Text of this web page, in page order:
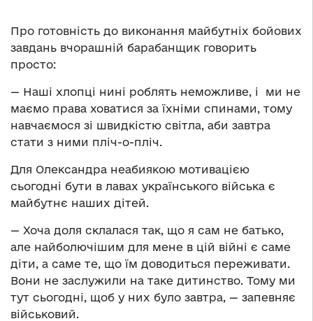
Про готовність до виконання майбутніх бойових
завдань вчорашній барабанщик говорить
просто:
— Наші хлопці нині роблять неможливе, і ми не
маємо права ховатися за їхніми спинами, тому
навчаємося зі швидкістю світла, аби завтра
стати з ними пліч-о-пліч.
Для Олександра неабиякою мотивацією
сьогодні бути в лавах українського війська є
майбутнє наших дітей.
— Хоча доля склалася так, що я сам не батько,
але найболючішим для мене в цій війні є саме
діти, а саме те, що їм доводиться переживати.
Вони не заслужили на таке дитинство. Тому ми
тут сьогодні, щоб у них було завтра, — запевняє
військовий.